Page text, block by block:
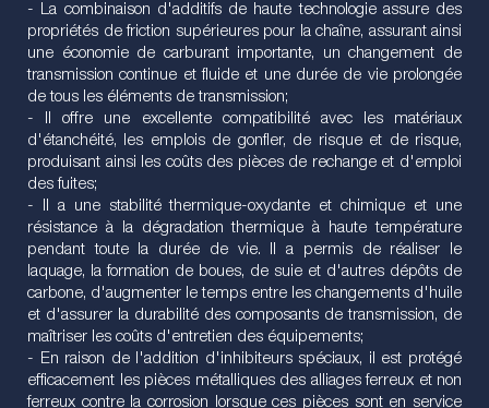
- La combinaison d'additifs de haute technologie assure des
propriétés de friction supérieures pour la chaîne, assurant ainsi
une économie de carburant importante, un changement de
transmission continue et fluide et une durée de vie prolongée
de tous les éléments de transmission;
- Il offre une excellente compatibilité avec les matériaux
d'étanchéité, les emplois de gonfler, de risque et de risque,
produisant ainsi les coûts des pièces de rechange et d'emploi
des fuites;
- Il a une stabilité thermique-oxydante et chimique et une
résistance à la dégradation thermique à haute température
pendant toute la durée de vie. Il a permis de réaliser le
laquage, la formation de boues, de suie et d'autres dépôts de
carbone, d'augmenter le temps entre les changements d'huile
et d'assurer la durabilité des composants de transmission, de
maîtriser les coûts d'entretien des équipements;
- En raison de l'addition d'inhibiteurs spéciaux, il est protégé
efficacement les pièces métalliques des alliages ferreux et non
ferreux contre la corrosion lorsque ces pièces sont en service